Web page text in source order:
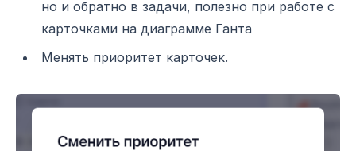
но и обратно в задачи, полезно при работе с
карточками на диаграмме Ганта
Менять приоритет карточек.